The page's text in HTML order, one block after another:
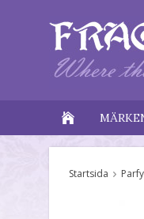
Startsida